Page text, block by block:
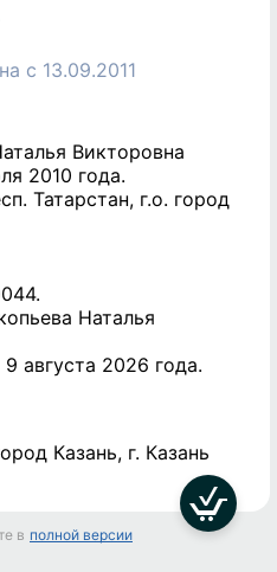
c 13.09.2011
Викторовна
2010 года.
Татарстан, г.о. город
Наталья
августа 2026 года.
Казань, г. Казань
в полной версии